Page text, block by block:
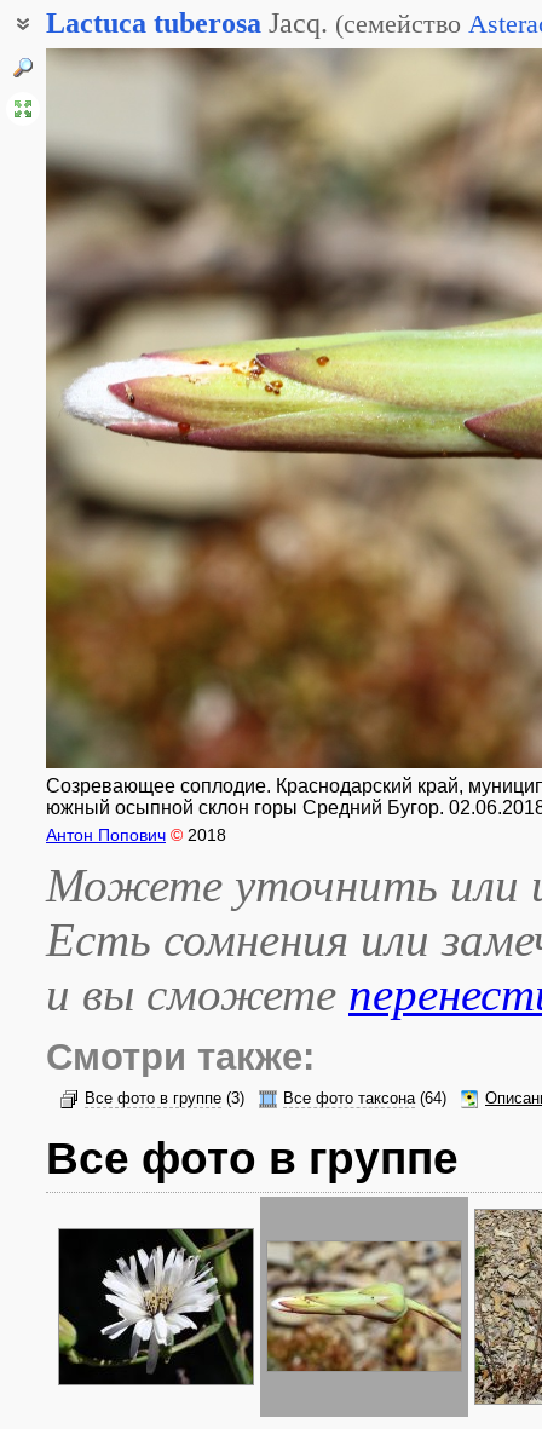
Lactuca tuberosa Jacq. (семейство
Степторамфус клубневой
Степторамфус клубненосный
Степторамфус скальный
Созревающее соплодие. Краснодарский край,
южный осыпной склон горы Средний Бугор.
Антон Попович © 2018
Можете уточнить или
Есть сомнения или
и вы сможете
Смотри также:
Все фото в группе (3) Все фото таксона(64)
Все фото в группе